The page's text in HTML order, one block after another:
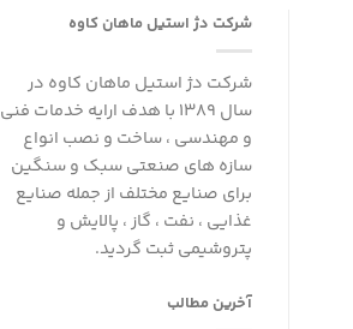
شرکت دژ استیل ماهان کاوه
شرکت دژ استیل ماهان کاوه در
سال 1389 با هدف ارایه خدمات فنی
و مهندسی ، ساخت و نصب انواع
سازه های صنعتی سبک و سنگین
برای صنایع مختلف از جمله صنایع
غذایی ، نفت ، گاز ، پالایش و
پتروشیمی ثبت گردید.
آخرین مطالب